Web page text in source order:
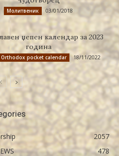
Молитвеник 03/01/2018
џепен календар за 2023
година
Orthodox pocket calendar 18/11/2022
2057
478